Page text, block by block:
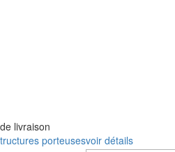
livraison
porteusesvoir détails